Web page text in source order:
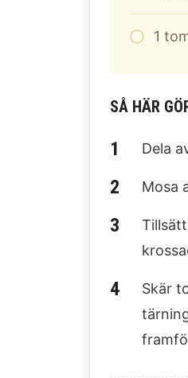
1
SÅ HÄR
Dela
Mosa
Skär